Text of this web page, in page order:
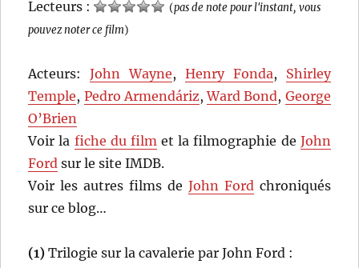
Lecteurs : (pas de note pour l'instant, vous
pouvez noter ce film)
Acteurs:John Wayne, Henry Fonda, Shirley
Temple, Pedro Armendáriz,Ward Bond, George
O’Brien
Voir la fiche du filmet la filmographie de John
Ford sur le site IMDB.
Voir les autres films de John Fordchroniqués
sur ce blog…
(1) Trilogie sur la cavalerie par John Ford :